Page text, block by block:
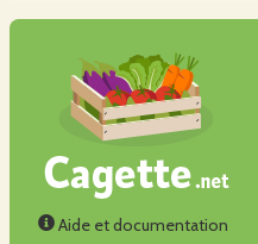
Aide et documentation